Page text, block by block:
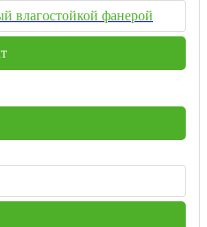
влагостойкой фанерой